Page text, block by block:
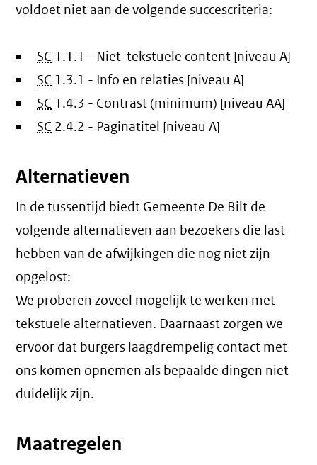
voldoet niet aan de volgende succescriteria:
SC 1.1.1 - Niet-tekstuele content [niveau A]
SC 1.3.1 - Info en relaties [niveau A]
SC 1.4.3 - Contrast (minimum) [niveau AA]
SC 2.4.2 - Paginatitel [niveau A]
Alternatieven
In de tussentijd biedt Gemeente De Bilt de
volgende alternatieven aan bezoekers die last
hebben van de afwijkingen die nog niet zijn
opgelost:
We proberen zoveel mogelijk te werken met
tekstuele alternatieven. Daarnaast zorgen we
ervoor dat burgers laagdrempelig contact met
ons komen opnemen als bepaalde dingen niet
duidelijk zijn.
Maatregelen